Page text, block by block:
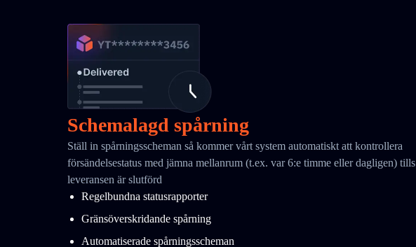
Schemalagd spårning
Ställ in spårningsscheman så kommer vårt system automatiskt att kontrollera
försändelsestatus med jämna mellanrum (t.ex. var 6:e timme eller dagligen) tills
leveransen är slutförd
Regelbundna statusrapporter
Gränsöverskridande spårning
Automatiserade spårningsscheman